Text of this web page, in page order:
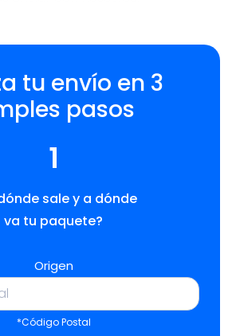
tu envío en 3
pasos
1
sale y a dónde
va tu paquete?
Origen
*Código Postal